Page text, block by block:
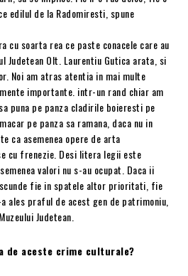
edilul de la Radomiresti, spune
cu soarta rea ce paste conacele care au
Judetean Olt. Laurentiu Gutica arata, si
Noi am atras atentia in mai multe
importante. intr-un rand chiar am
puna pe panza cladirile boieresti pe
pe panza sa ramana, daca nu in
ca asemenea opere de arta
cu frenezie. Desi litera legii este
valori nu s-au ocupat. Daca ii
fie in spatele altor prioritati, fie
ales praful de acest gen de patrimoniu,
Judetean.
de aceste crime culturale?